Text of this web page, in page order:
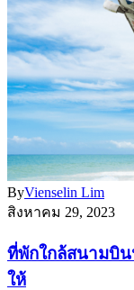
ByVienselin Lim
สิงหาคม 29, 2023
ที่พักใกล้สนามบิ
ให้